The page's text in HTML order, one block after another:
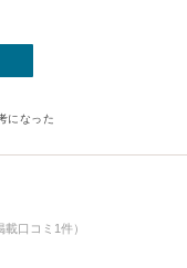
になった
口コミ1件）